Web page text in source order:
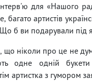
для «Нашого
багато артистів
б ви подарували під
що ніколи про це не
одне одній
артистка з гумором